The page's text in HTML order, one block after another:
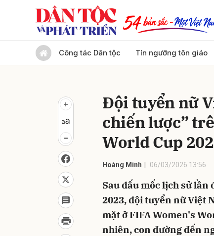
Công tác Dân tộc Tín ngưỡng tôn giáo
Đội tuyển nữ
chiến lược”
World Cup
Hoàng Minh 06/03/2026 13:56
Sau dấu mốc lịch sử lần
2023, đội tuyển nữ Việt
mặt ở FIFA Women's
nhiên, con đường đến